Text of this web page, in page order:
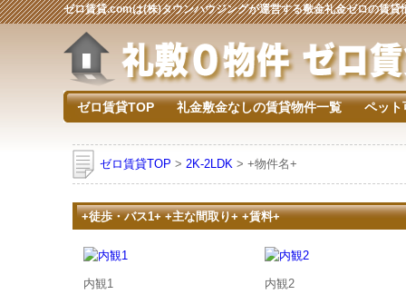
ゼロ賃貸.comは(株)タウンハウジングが運営する敷金礼金ゼロの賃貸
ゼロ賃貸TOP 礼金敷金なしの賃貸物件一覧 ペット
ゼロ賃貸TOP > 2K-2LDK > +物件名+
+徒歩・バス1+ +主な間取り+ +賃料+
内観1 内観2